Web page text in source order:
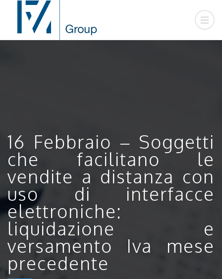
16 Febbraio – Soggetti
che facilitano le
vendite a distanza con
uso di interfacce
elettroniche:
liquidazione e
versamento Iva mese
precedente